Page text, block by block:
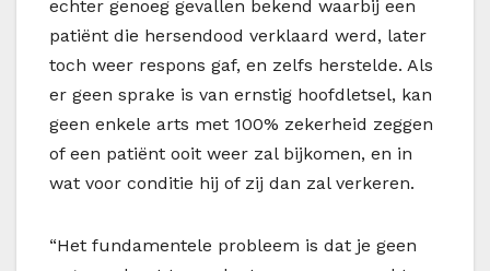
echter genoeg gevallen bekend waarbij een
patiënt die hersendood verklaard werd, later
toch weer respons gaf, en zelfs herstelde. Als
er geen sprake is van ernstig hoofdletsel, kan
geen enkele arts met 100% zekerheid zeggen
of een patiënt ooit weer zal bijkomen, en in
wat voor conditie hij of zij dan zal verkeren.
“Het fundamentele probleem is dat je geen